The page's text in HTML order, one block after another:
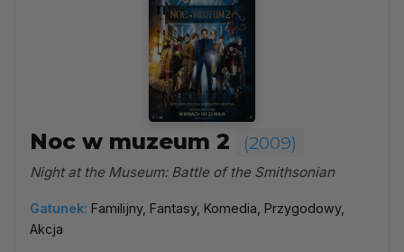
Noc w muzeum 2 (2009)
Night at the Museum: Battle of the Smithsonian
Gatunek: Familijny, Fantasy, Komedia, Przygodowy,
Akcja